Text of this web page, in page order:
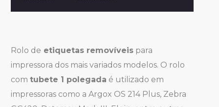
Rolo de etiquetas removíveis para
impressora dos mais variados modelos. O rolo
comtubete 1 polegada é utilizado em
impressoras como a Argox OS 214 Plus, Zebra